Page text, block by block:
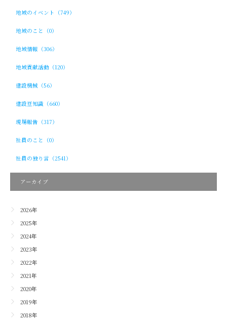
地域のイベント（749）
地域のこと（0）
地域情報（306）
地域貢献活動（120）
建設機械（56）
建設豆知識（660）
現場報告（317）
社員のこと（0）
社員の独り言（2541）
アーカイブ
2026年
2025年
2024年
2023年
2022年
2021年
2020年
2019年
2018年